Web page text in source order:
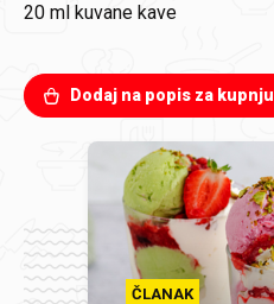
20 ml kuvane kave
Dodaj na popis za kupnju
ČLANAK